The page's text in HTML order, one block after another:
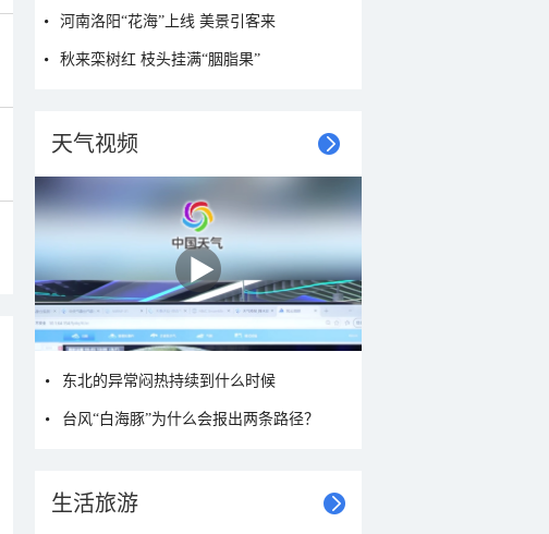
河南洛阳“花海”上线 美景引客来
秋来栾树红 枝头挂满“胭脂果”
天气视频
东北的异常闷热持续到什么时候
台风“白海豚”为什么会报出两条路径？
生活旅游